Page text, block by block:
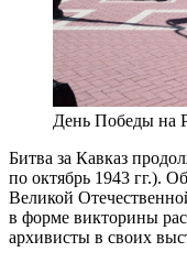
День Победы на
Битва за Кавказ
по октябрь 1943 гг.).
Великой
в форме викторины
архивисты в своих